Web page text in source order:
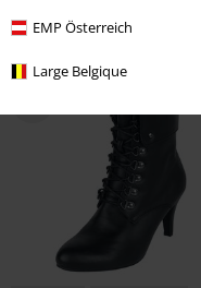
EMP Österreich
Large Belgique